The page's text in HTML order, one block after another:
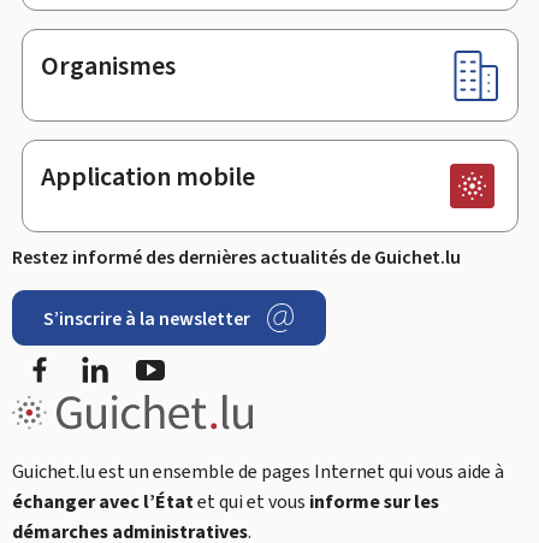
Organismes
Application mobile
Restez informé des dernières actualités de Guichet.lu
S’inscrire à la newsletter
FacebookLinkedIn
Guichet.lu est un ensemble de pages Internet qui vous aide à
échanger avec l’Étatet qui et vous informe sur les
démarches administratives.